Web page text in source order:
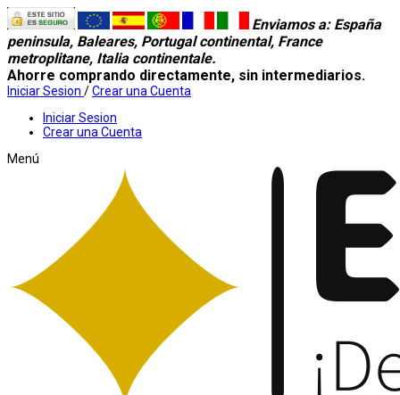
Enviamos a: España
peninsula, Baleares, Portugal continental, France
metroplitane, Italia continentale.
Ahorre comprando directamente, sin intermediarios.
Iniciar Sesion /Crear una Cuenta
Iniciar Sesion
Crear una Cuenta
Menú